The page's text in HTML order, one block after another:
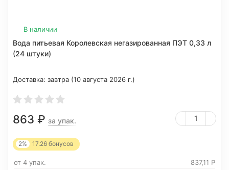
В наличии
Вода питьевая Королевская негазированная ПЭТ 0,33 л
(24 штуки)
Доставка: завтра (10 августа 2026 г.)
863 ₽ за упак.
2% 17.26 бонусов
от 4 упак. 837,11 Р